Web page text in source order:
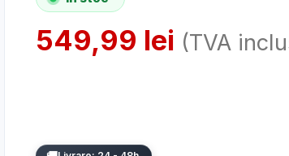
549,99 lei (TVA